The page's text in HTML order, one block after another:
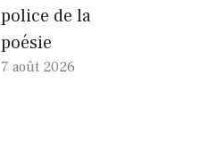
police de la
poésie
7 août 2026